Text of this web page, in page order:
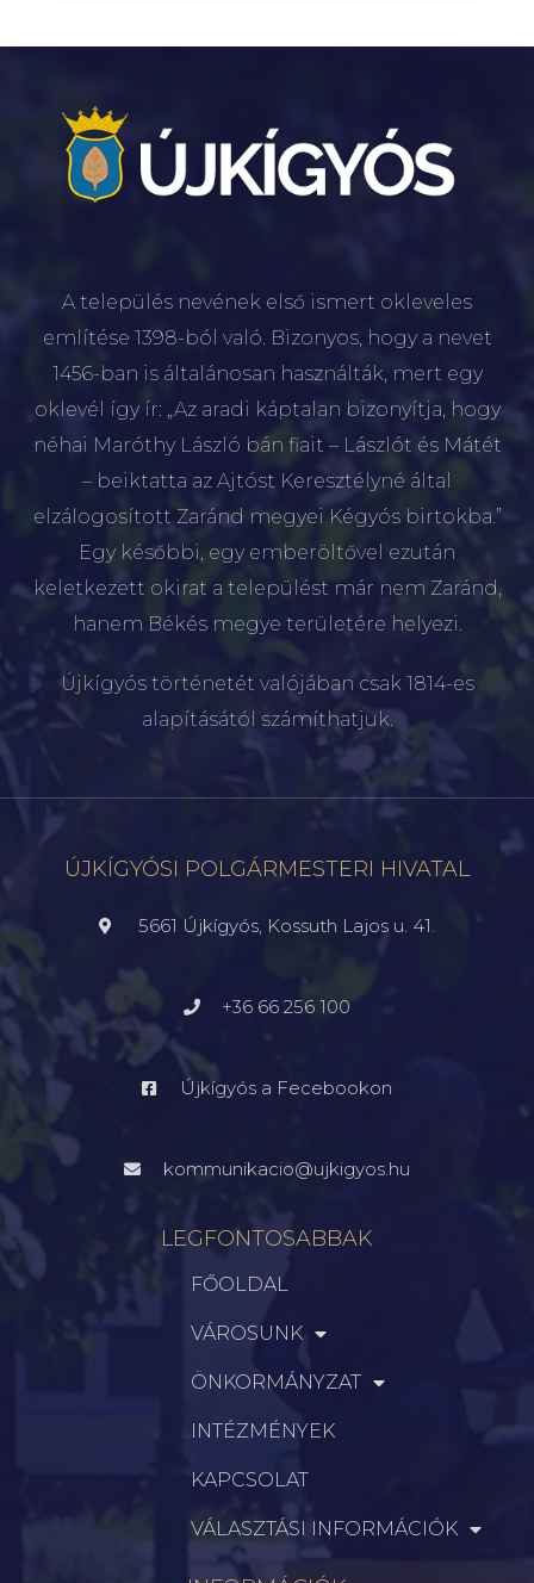
A település nevének első ismert okleveles
említése 1398-ból való. Bizonyos, hogy a nevet
1456-ban is általánosan használták, mert egy
oklevél így ír: „Az aradi káptalan bizonyítja, hogy
néhai Maróthy László bán fiait – Lászlót és Mátét
– beiktatta az Ajtóst Keresztélyné által
elzálogosított Zaránd megyei Kégyós birtokba.”
Egy későbbi, egy emberöltővel ezután
keletkezett okirat a települést már nem Zaránd,
hanem Békés megye területére helyezi.
Újkígyós történetét valójában csak 1814-es
alapításától számíthatjuk.
ÚJKÍGYÓSI POLGÁRMESTERI HIVATAL
5661 Újkígyós, Kossuth Lajos u. 41.
+36 66 256 100
Újkígyós a Fecebookon
kommunikacio@ujkigyos.hu
LEGFONTOSABBAK
FŐOLDAL
VÁROSUNK
ÖNKORMÁNYZAT
INTÉZMÉNYEK
KAPCSOLAT
VÁLASZTÁSI INFORMÁCIÓK